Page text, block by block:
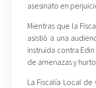
asesinato en
Mientras que la
asistió a una
instruida contra
de amenazas y
La Fiscalía Local